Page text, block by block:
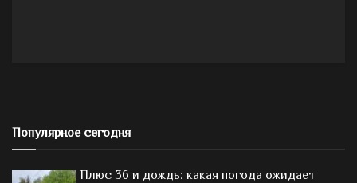
Популярное сегодня
Плюс 36 и дождь: какая погода ожидает